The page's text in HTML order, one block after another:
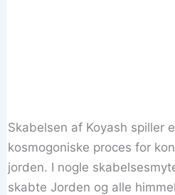
Skabelsen af ​​Koyash spiller
kosmogoniske proces for
jorden. I nogle
skabte Jorden og alle